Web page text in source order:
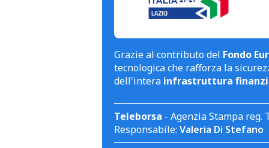
Grazie al contributo del Fondo
tecnologica che rafforza la
dell'intera infrastruttura
Teleborsa - Agenzia Stampa
Responsabile: Valeria Di Stefano